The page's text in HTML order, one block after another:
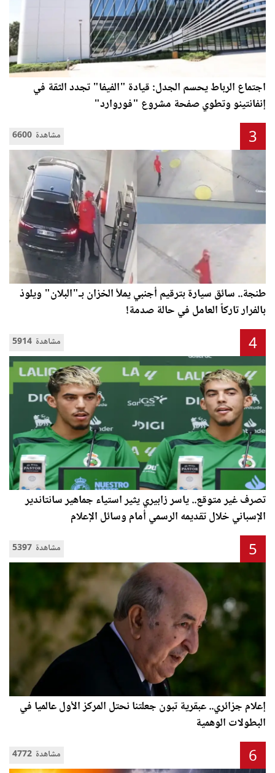
اجتماع الرباط يحسم الجدل: قيادة "الفيفا" تجدد الثقة في
إنفانتينو وتطوي صفحة مشروع "فوروارد"
6600 مشاهدة 3
طنجة.. سائق سيارة بترقيم أجنبي يملأ الخزان بـ"البلان" ويلوذ
بالفرار تاركاً العامل في حالة صدمة!
5914 مشاهدة 4
تصرف غير متوقع.. ياسر زابيري يثير استياء جماهير سانتاندير
الإسباني خلال تقديمه الرسمي أمام وسائل الإعلام
5397 مشاهدة 5
إعلام جزائري.. عبقرية تبون جعلتنا نحتل المركز الأول عالميا في
البطولات الوهمية
4772 مشاهدة 6